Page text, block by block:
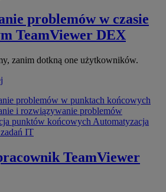
problemów w czasie
TeamViewer DEX
zanim dotkną one użytkowników.
problemów w punktach końcowych
i rozwiązywanie problemów
punktów końcowych Automatyzacja
IT
TeamViewer